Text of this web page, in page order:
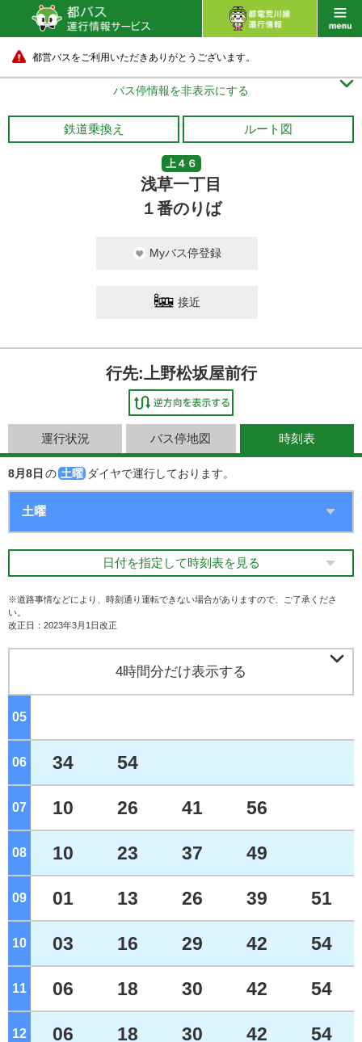
都営バスをご利用いただきありがとうございます。
バス停情報を非表示にする 
鉄道乗換え ルート図
上４６
浅草一丁目
１番のりば
Myバス停登録
接近
行先:上野松坂屋前行
運行状況 バス停地図 時刻表
8月8日 の 土曜 ダイヤで運行しております。
日付を指定して時刻表を見る
※道路事情などにより、時刻通り運転できない場合がありますので、ご了承くださ
い。
改正日：2023年3月1日改正
4時間分だけ表示する 
05
06 34 54
07 10 26 41 56
08 10 23 37 49
09 01 13 26 39 51
10 03 16 29 42 54
11 06 18 30 42 54
12 06 18 30 42 54